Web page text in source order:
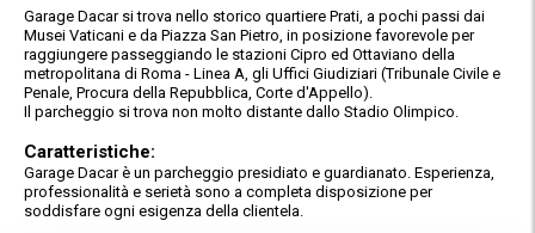
Garage Dacar si trova nello storico quartiere Prati, a pochi passi dai
Musei Vaticani e da Piazza San Pietro, in posizione favorevole per
raggiungere passeggiando le stazioni Cipro ed Ottaviano della
metropolitana di Roma - Linea A, gli Uffici Giudiziari (Tribunale Civile e
Penale, Procura della Repubblica, Corte d'Appello).
Il parcheggio si trova non molto distante dallo Stadio Olimpico.
Caratteristiche:
Garage Dacar è un parcheggio presidiato e guardianato. Esperienza,
professionalità e serietà sono a completa disposizione per
soddisfare ogni esigenza della clientela.